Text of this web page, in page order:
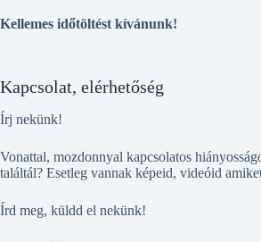
Kellemes időtöltést kívánunk!
Kapcsolat, elérhetőség
Írj nekünk!
Vonattal, mozdonnyal kapcsolatos
találtál? Esetleg vannak képeid, videóid
Írd meg, küldd el nekünk!